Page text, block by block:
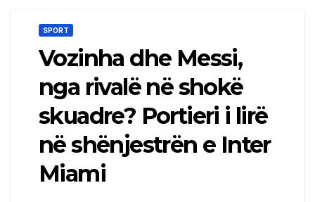
SPORT
Vozinha dhe Messi,
nga rivalë në shokë
skuadre? Portieri i lirë
në shënjestrën e Inter
Miami